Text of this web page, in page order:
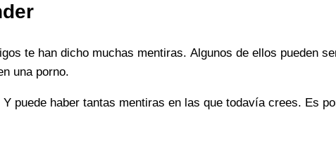
te han dicho muchas mentiras. Algunos de ellos pueden
una porno.
puede haber tantas mentiras en las que todavía crees. Es